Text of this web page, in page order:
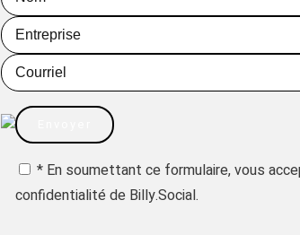
* En soumettant ce formulaire, vous
confidentialité de Billy.Social.